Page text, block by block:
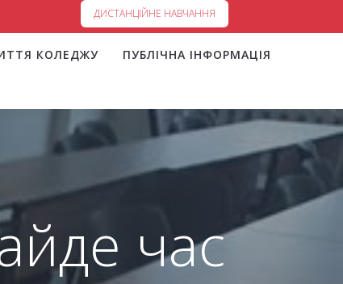
ДИСТАНЦІЙНЕ НАВЧАННЯ
КОЛЕДЖУ ПУБЛІЧНА ІНФОРМАЦІЯ
час